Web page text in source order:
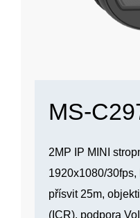
MS-
2MP IP MINI
1920x1080/
přísvit 25m,
(ICR), podpora